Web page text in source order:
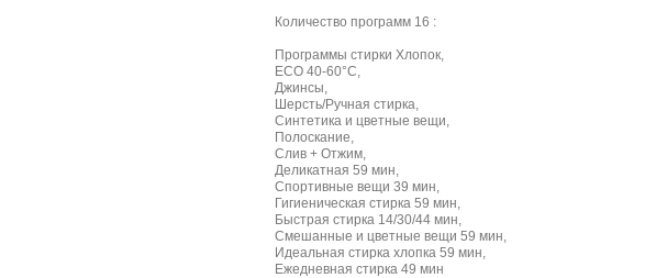
Количество программ 16 :
Программы стирки Хлопок,
ECO 40-60°C,
Джинсы,
Шерсть/Ручная стирка,
Синтетика и цветные вещи,
Полоскание,
Слив + Отжим,
Деликатная 59 мин,
Спортивные вещи 39 мин,
Гигиеническая стирка 59 мин,
Быстрая стирка 14/30/44 мин,
Смешанные и цветные вещи 59 мин,
Идеальная стирка хлопка 59 мин,
Ежедневная стирка 49 мин